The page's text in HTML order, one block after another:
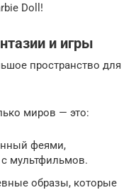
Doll!
и игры
пространство для
миров — это:
феями,
мультфильмов.
образы, которые